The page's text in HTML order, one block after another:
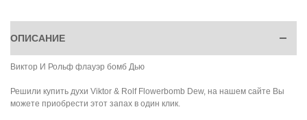
ОПИСАНИЕ
Виктор И Рольф флауэр бомб Дью
Решили купить духи Viktor & Rolf Flowerbomb Dew, на нашем сайте Вы
можете приобрести этот запах в один клик.